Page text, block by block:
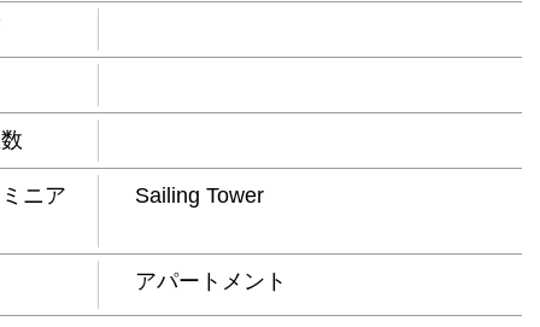
ニア
Sailing Tower
アパートメント